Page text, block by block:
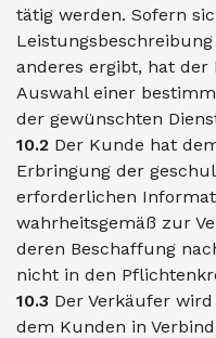
tätig werden. Sofern
anderes ergibt, hat
Auswahl einer
der gewünschten
10.2 Der Kunde hat
Erbringung der
erforderlichen
wahrheitsgemäß zur
deren Beschaffung
nicht in den
10.3 Der Verkäufer
dem Kunden in